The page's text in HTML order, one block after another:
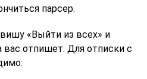
парсер.
«Выйти из всех» и
вас отпишет. Для отписки с